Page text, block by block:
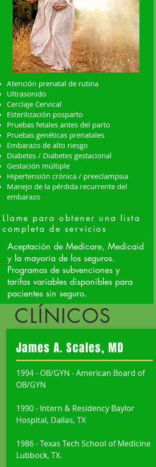
Atención prenatal de rutina
Ultrasonido
Cerclaje Cervical
Esterilización posparto
Pruebas fetales antes del parto
Pruebas genéticas prenatales
Embarazo de alto riesgo
Diabetes / Diabetes gestacional
Gestación múltiple
Hipertensión crónica / preeclampsia
Manejo de la pérdida recurrente del
embarazo
Llame para obtener una lista
completa de servicios
Aceptación de Medicare, Medicaid
y la mayoría de los seguros.
Programas de subvenciones y
tarifas variables disponibles para
pacientes sin seguro.
CLÍNICOS
James A. Scales, MD
1994 - OB/GYN - American Board of
OB/GYN
1990 - Intern & Residency Baylor
Hospital, Dallas, TX
1986 - Texas Tech School of Medicine
Lubbock, TX.